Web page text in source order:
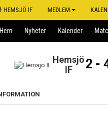
HEMSJÖ IF MEDLEM
Hem Nyheter Kalender
Hemsjö
IF
2 -